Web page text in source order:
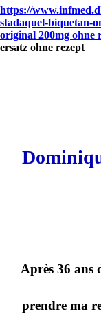
https://
stadaquel-biquetan-
original 200mg ohne
ersatz ohne rezept
Après 36 ans
prendre ma